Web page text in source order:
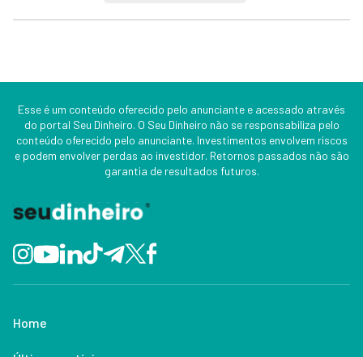
Esse é um conteúdo oferecido pelo anunciante e acessado através
do portal Seu Dinheiro. O Seu Dinheiro não se responsabiliza pelo
conteúdo oferecido pelo anunciante. Investimentos envolvem riscos
e podem envolver perdas ao investidor. Retornos passados não são
garantia de resultados futuros.
Home